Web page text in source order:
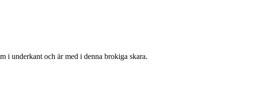
i underkant och är med i denna brokiga skara.